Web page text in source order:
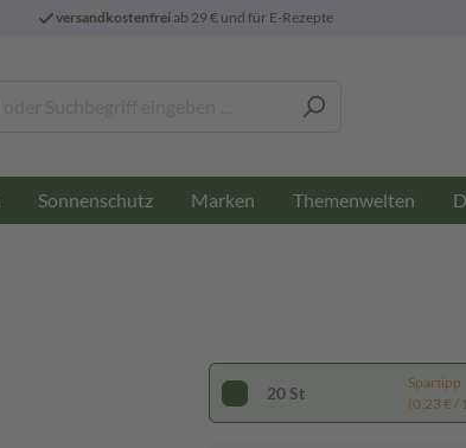
versandkostenfreiab 29 € und für E-Rezepte
Sonnenschutz Marken Themenwelten
20 St
Spartipp
(0,23 € /